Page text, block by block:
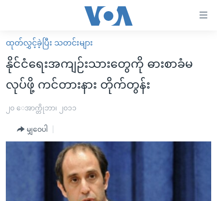
လွယ်ကူ
စေ
သည့်
Link
များ
အကြောင်းအရာ
မူလစာမျက်နှာ
မြန်မာ
ကမ္ဘာ့သတင်းများ
နိုင်ငံတကာ
အစ္စရေး-ပါလက်စတိုင်း
ရပ်ဝန်းတခု လမ်းတခု အလွန်
အင်္ဂလိပ်စာလေ့လာမယ်
အမေရိကန်သုံးအီဒီယံ
မကြေးမုံရဲ့ အင်္ဂလိပ်စာ
အပတ်စဉ်ကဏ္ဍများ
ရေဒီယိုနှင့်ရုပ်သံ အချက်အလက်များ
ထုတ်လွှင့်ခဲ့ပြီး သတင်းများ
နိုင်ငံရေးအကျဉ်းသားတွေကို ဓားစာခံမ
လုပ်ဖို့ ကင်တားနား တိုက်တွန်း
၂၀ ေအာက္တိုဘာ၊ ၂၀၁၁
မျှဝေပါ